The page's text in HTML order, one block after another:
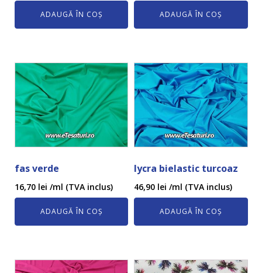
ADAUGĂ ÎN COȘ ADAUGĂ ÎN COȘ
fas verde
16,70 lei /ml (TVA inclus)
ADAUGĂ ÎN COȘ
lycra bielastic turcoaz
46,90 lei /ml (TVA inclus)
ADAUGĂ ÎN COȘ